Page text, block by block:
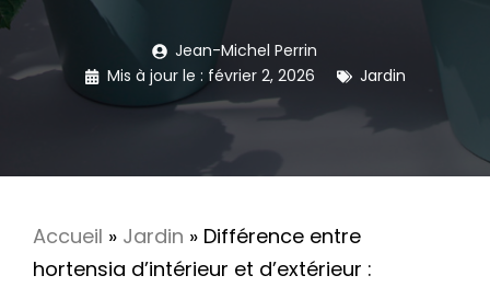
Jean-Michel Perrin
Mis à jour le : février 2, 2026 Jardin
Accueil » Jardin » Différence entre
hortensia d’intérieur et d’extérieur :